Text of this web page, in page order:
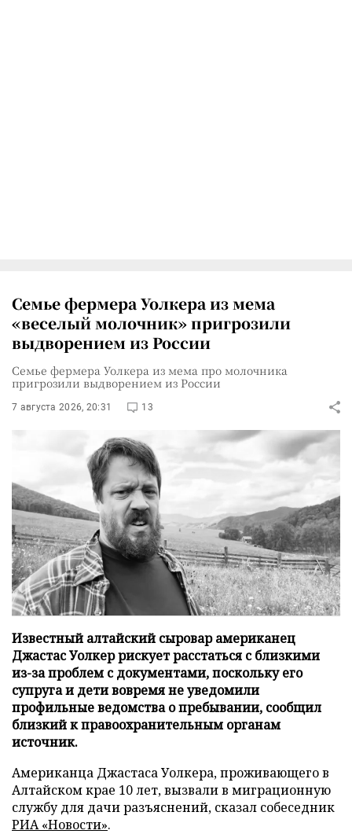
Семье фермера Уолкера из мема
«веселый молочник» пригрозили
выдворением из России
Семье фермера Уолкера из мема про молочника
пригрозили выдворением из России
7 августа 2026, 20:31 13
Известный алтайский сыровар американец
Джастас Уолкер рискует расстаться с близкими
из-за проблем с документами, поскольку его
супруга и дети вовремя не уведомили
профильные ведомства о пребывании, сообщил
близкий к правоохранительным органам
источник.
Американца Джастаса Уолкера, проживающего в
Алтайском крае 10 лет, вызвали в миграционную
службу для дачи разъяснений, сказал собеседник
РИА «Новости».